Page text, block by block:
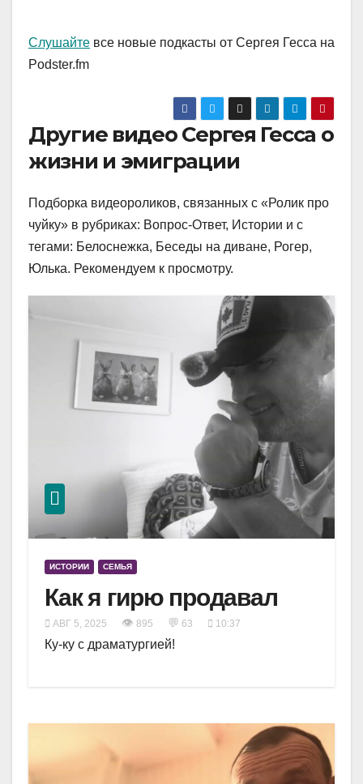
Слушайте все новые подкасты от Сергея Гесса на
Podster.fm
Другие видео Сергея Гесса о
жизни и эмиграции
Подборка видеороликов, связанных с «Ролик про
чуйку» в рубриках: Вопрос-Ответ, Истории и с
тегами: Белоснежка, Беседы на диване, Рогер,
Юлька. Рекомендуем к просмотру.
ИСТОРИИ СЕМЬЯ
Как я гирю продавал
АВГ 5, 2025 👁 895 💬 63 10:37
Ку-ку с драматургией!